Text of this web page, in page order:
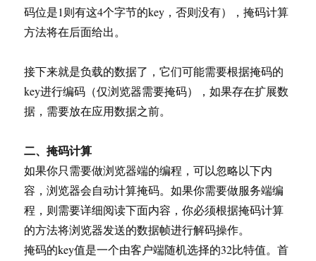
码位是1则有这4个字节的key，否则没有），掩码计算
方法将在后面给出。
接下来就是负载的数据了，它们可能需要根据掩码的
key进行编码（仅浏览器需要掩码），如果存在扩展数
据，需要放在应用数据之前。
二、掩码计算
如果你只需要做浏览器端的编程，可以忽略以下内
容，浏览器会自动计算掩码。如果你需要做服务端编
程，则需要详细阅读下面内容，你必须根据掩码计算
的方法将浏览器发送的数据帧进行解码操作。
掩码的key值是一个由客户端随机选择的32比特值。首